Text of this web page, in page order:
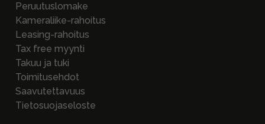
Peruutuslomake
Kameraliike-rahoitus
Leasing-rahoitus
Tax free myynti
Takuu ja tuki
Toimitusehdot
Saavutettavuus
Tietosuojaseloste